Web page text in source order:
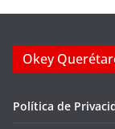
Okey
Política de